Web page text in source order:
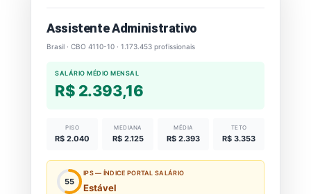
Assistente Administrativo
Brasil · CBO 4110-10 · 1.173.453 profissionais
SALÁRIO MÉDIO MENSAL
R$ 2.393,16
PISO
R$ 2.040
MEDIANA
R$ 2.125
MÉDIA
R$ 2.393
TETO
R$ 3.353
55
IPS — ÍNDICE PORTAL SALÁRIO
Estável